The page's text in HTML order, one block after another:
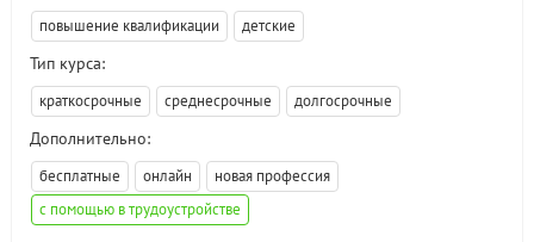
повышение квалификации детские
Тип курса:
краткосрочные среднесрочные долгосрочные
Дополнительно:
бесплатные онлайн
новая профессия
с помощью в трудоустройстве